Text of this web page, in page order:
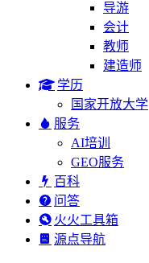
导游
会计
教师
建造师
学历
国家开放大学
服务
AI培训
GEO服务
百科
问答
火火工具箱
源点导航